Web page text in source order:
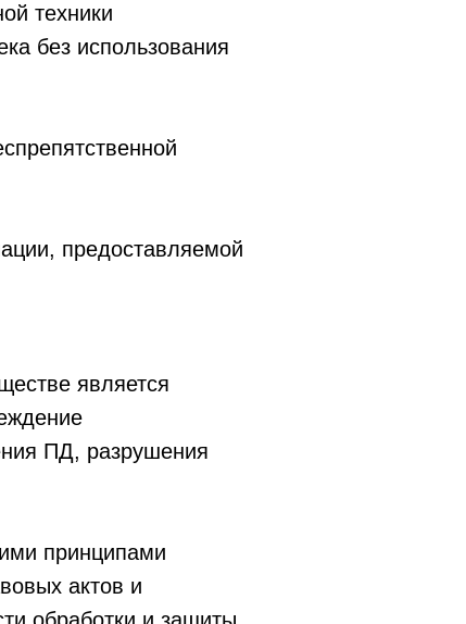
техники
без использования
предоставляемой
является
ПД, разрушения
принципами
актов и